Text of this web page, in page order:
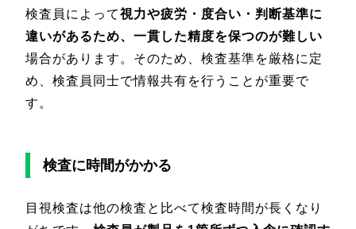
検査員によって視力や疲労・度合い・判断基準に
違いがあるため、一貫した精度を保つのが難しい
場合があります。そのため、検査基準を厳格に定
め、検査員同士で情報共有を行うことが重要で
す。
検査に時間がかかる
目視検査は他の検査と比べて検査時間が長くなり